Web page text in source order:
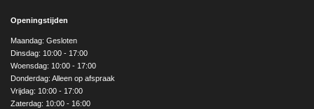
b
o
k
a
g
r
a
m
e
Openingstijden
Maandag: Gesloten
Dinsdag: 10:00 - 17:00
Woensdag: 10:00 - 17:00
Donderdag: Alleen op afspraak
Vrijdag: 10:00 - 17:00
Zaterdag: 10:00 - 16:00